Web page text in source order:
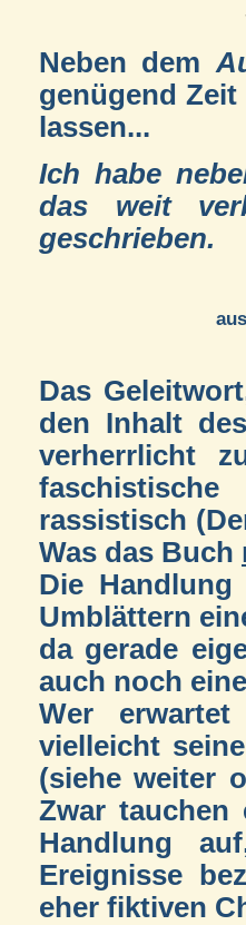
Neben dem
genügend
lassen...
Ich habe
das weit
geschrieben.
Das
den Inhalt
verherrlicht
rassistisch
Was das Buch
Die
Umblättern
da gerade
auch noch
Wer
vielleicht
(siehe weiter
Zwar tauchen
Handlung
Ereignisse
eher fiktiven